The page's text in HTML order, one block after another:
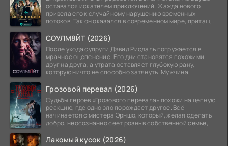
оставался искателем приключений. Жажда нового
привела его к случайному нарушению временных
потоков. Так он оказался в современном мире, притащив
СОУЛМ8ЙТ (2026)
После ухода супруги Дэвид Рисдаль погружается в
мрачное оцепенение. Его дни становятся похожими
друг на друга, а утрата оставляет глубокую рану,
которую ничто не способно затянуть. Мужчина
Грозовой перевал (2026)
Судьбы героев «Грозового перевала» похожи на цепную
реакцию, где одно зло порождает другое. Всё
начинается с мистера Эрншо, который, желая сделать
добро, неосознанно сеет рознь в собственной семье,
Лакомый кусок (2026)